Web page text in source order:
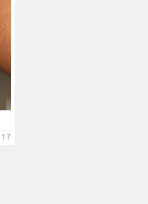
17